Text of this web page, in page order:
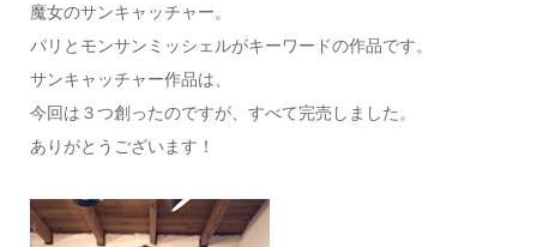
魔女のサンキャッチャー。
パリとモンサンミッシェルがキーワードの作品です。
サンキャッチャー作品は、
今回は３つ創ったのですが、すべて完売しました。
ありがとうございます！